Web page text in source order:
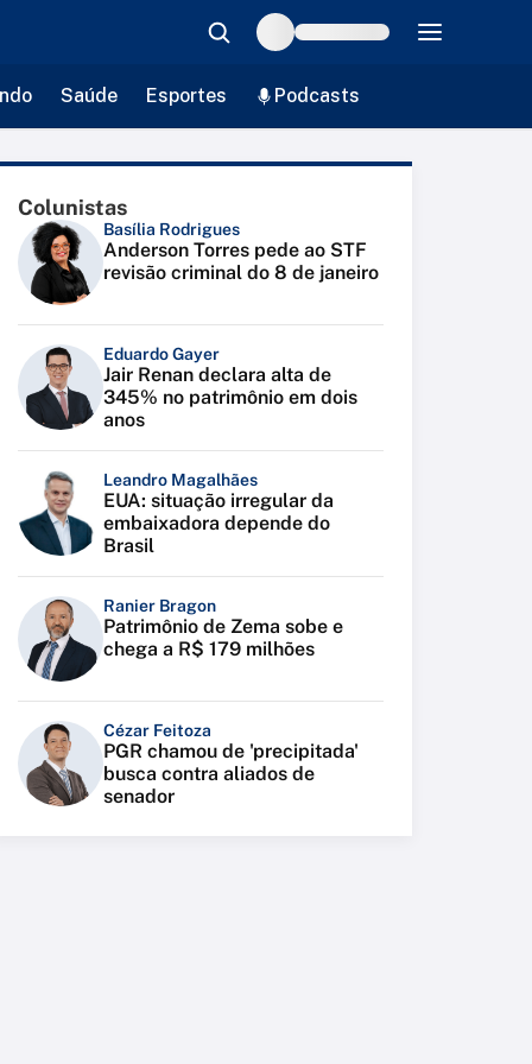
Saúde Esportes Podcasts
Colunistas
Basília Rodrigues
Anderson Torres pede ao STF
revisão criminal do 8 de janeiro
Eduardo Gayer
Jair Renan declara alta de
345% no patrimônio em dois
anos
Leandro Magalhães
EUA: situação irregular da
embaixadora depende do
Brasil
Ranier Bragon
Patrimônio de Zema sobe e
chega a R$ 179 milhões
Cézar Feitoza
PGR chamou de 'precipitada'
busca contra aliados de
senador